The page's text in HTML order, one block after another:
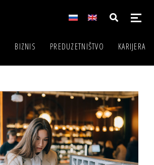
BIZNIS PREDUZETNIŠTVO KARIJERA